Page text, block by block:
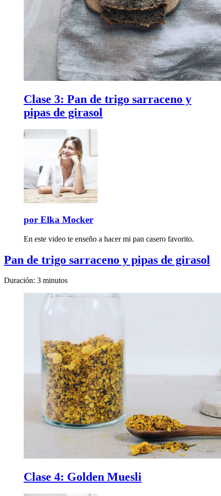
Clase 3: Pan de trigo sarraceno y
pipas de girasol
por Elka Mocker
En este video te enseño a hacer mi pan casero favorito.
Pan de trigo sarraceno y pipas de girasol
Duración: 3 minutos
Clase 4: Golden Muesli